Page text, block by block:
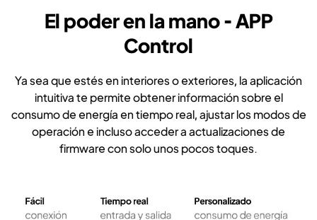
El poder en la mano - APP
Control
Ya sea que estés en interiores o exteriores, la aplicación
intuitiva te permite obtener información sobre el
consumo de energía en tiempo real, ajustar los modos de
operación e incluso acceder a actualizaciones de
firmware con solo unos pocos toques.